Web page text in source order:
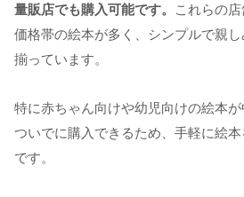
量販店でも購入可能です。
これらの
価格帯の絵本が多く、シンプルで親
揃っています。
特に赤ちゃん向けや幼児向けの絵本
ついでに購入できるため、手軽に絵
です。